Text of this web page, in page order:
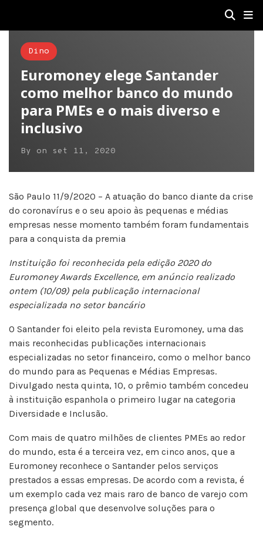
Dino
Euromoney elege Santander
como melhor banco do mundo
para PMEs e o mais diverso e
inclusivo
By on set 11, 2020
São Paulo 11/9/2020 – A atuação do banco diante da crise
do coronavírus e o seu apoio às pequenas e médias
empresas nesse momento também foram fundamentais
para a conquista da premia
Instituição foi reconhecida pela edição 2020 do
Euromoney Awards Excellence, em anúncio realizado
ontem (10/09) pela publicação internacional
especializada no setor bancário
O Santander foi eleito pela revista Euromoney, uma das
mais reconhecidas publicações internacionais
especializadas no setor financeiro, como o melhor banco
do mundo para as Pequenas e Médias Empresas.
Divulgado nesta quinta, 10, o prêmio também concedeu
à instituição espanhola o primeiro lugar na categoria
Diversidade e Inclusão.
Com mais de quatro milhões de clientes PMEs ao redor
do mundo, esta é a terceira vez, em cinco anos, que a
Euromoney reconhece o Santander pelos serviços
prestados a essas empresas. De acordo com a revista, é
um exemplo cada vez mais raro de banco de varejo com
presença global que desenvolve soluções para o
segmento.